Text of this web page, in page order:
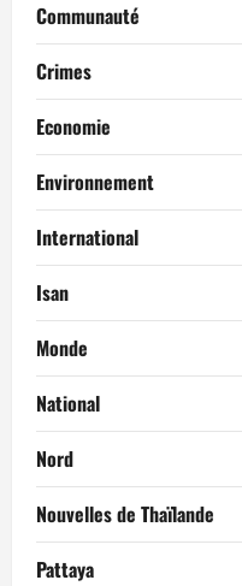
Communauté
Crimes
Economie
Environnement
International
Isan
Monde
National
Nord
Nouvelles de Thaïlande
Pattaya